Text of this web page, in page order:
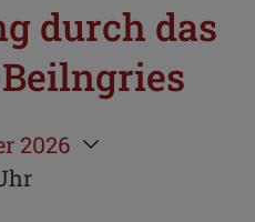
durch das
2026